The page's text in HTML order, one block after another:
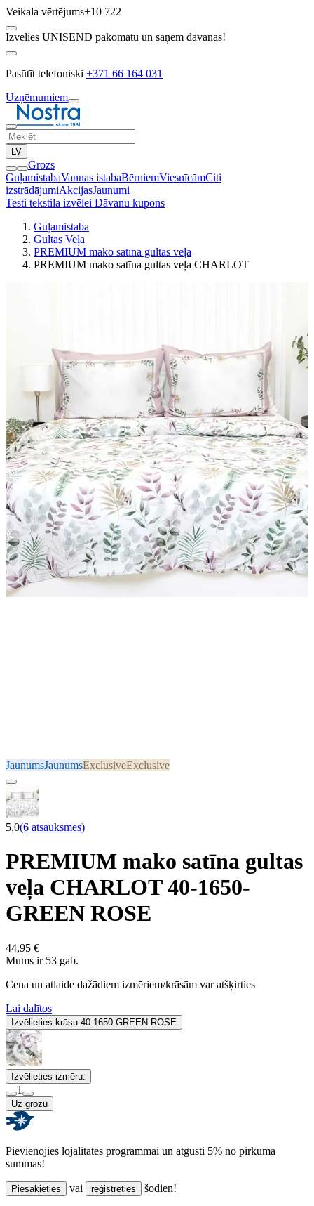
Veikala vērtējums+10 722
Izvēlies UNISEND pakomātu un saņem dāvanas!
Pasūtīt telefoniski +371 66 164 031
Uzņēmumiem
LV
Grozs
GuļamistabaVannas istabaBērniemViesnīcāmCiti
izstrādājumiAkcijasJaunumi
Testi tekstila izvēlei Dāvanu kupons
Guļamistaba
Gultas Veļa
PREMIUM mako satīna gultas veļa
PREMIUM mako satīna gultas veļa CHARLOT
JaunumsJaunumsExclusiveExclusive
5,0(6 atsauksmes)
PREMIUM mako satīna gultas
veļa CHARLOT 40-1650-
GREEN ROSE
44,95 €
Mums ir 53 gab.
Cena un atlaide dažādiem izmēriem/krāsām var atšķirties
Lai dalītos
Izvēlieties krāsu:40-1650-GREEN ROSE
Izvēlieties izmēru:
1
Uz grozu
Pievienojies lojalitātes programmai un atgūsti 5% no pirkuma
summas!
Piesakieties vai reģistrēties šodien!